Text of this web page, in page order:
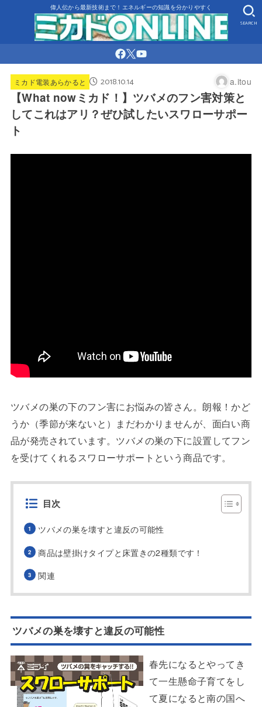
偉人伝から最新技術まで！エネルギーの知識を分かりやすく
SEARCH
ミカド電装あらかると 2018.10.14 a.itou
【What nowミカド！】ツバメのフン害対策と
してこれはアリ？ぜひ試したいスワローサポー
ト
ツバメの巣の下のフン害にお悩みの皆さん。朗報！かど
うか（季節が来ないと）まだわかりませんが、面白い商
品が発売されています。ツバメの巣の下に設置してフン
を受けてくれるスワローサポートという商品です。
目次
ツバメの巣を壊すと違反の可能性
商品は壁掛けタイプと床置きの2種類です！
関連
ツバメの巣を壊すと違反の可能性
春先になるとやってき
て一生懸命子育てをし
て夏になると南の国へ